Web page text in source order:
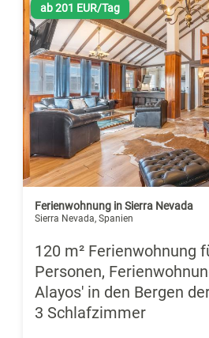
ab 201 EUR/Tag
Ferienwohnung in Sierra Nevada
Sierra Nevada, Spanien
120 m² Ferienwohnung
Personen,
Alayos' in den Bergen
3 Schlafzimmer